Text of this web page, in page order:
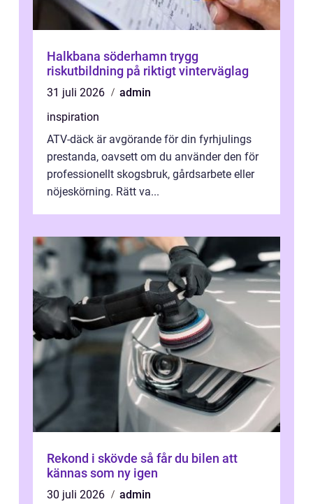
Halkbana söderhamn trygg
riskutbildning på riktigt vinterväglag
31 juli 2026
admin
inspiration
ATV-däck är avgörande för din fyrhjulings
prestanda, oavsett om du använder den för
professionellt skogsbruk, gårdsarbete eller
nöjeskörning. Rätt va...
Rekond i skövde så får du bilen att
kännas som ny igen
30 juli 2026
admin